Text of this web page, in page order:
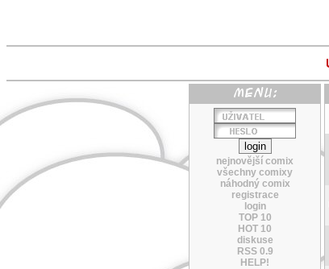
nejnovější comix
všechny comixy
náhodný comix
registrace
login
TOP 10
HOT 10
diskuse
RSS 0.9
HELP!